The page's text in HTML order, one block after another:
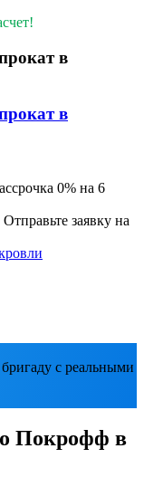
в
в
0% на 6
заявку на
с реальными
Покрофф в